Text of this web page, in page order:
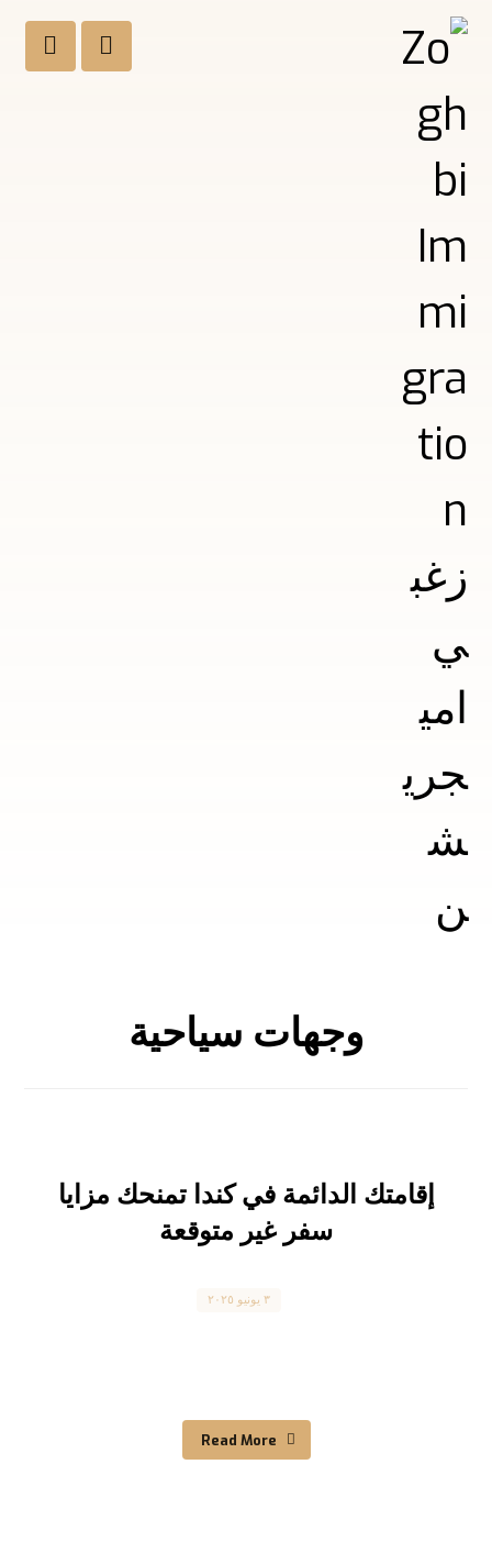
وجهات سياحية
إقامتك الدائمة في كندا تمنحك مزايا
سفر غير متوقعة
٣ يونيو ٢٠٢٥
Read More